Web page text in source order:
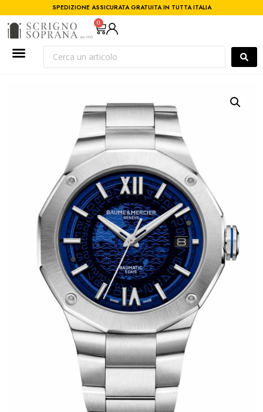
SPEDIZIONE ASSICURATA GRATUITA IN TUTTA ITALIA
0